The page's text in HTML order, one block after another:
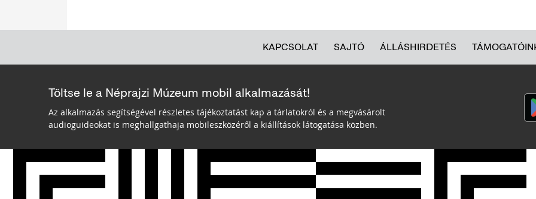
KAPCSOLAT SAJTÓ ÁLLÁSHIRDETÉS
Töltse le a Néprajzi Múzeum mobil alkalmazását!
Az alkalmazás segítségével részletes tájékoztatást kap a tárlatokról és a megvásárolt
audioguideokat is meghallgathaja mobileszközéről a kiállítások látogatása közben.